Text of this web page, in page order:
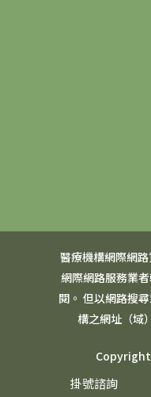
醫療機構網際網
網際網路服務業
閱。 但以網路搜
構之網址（域
Copyright